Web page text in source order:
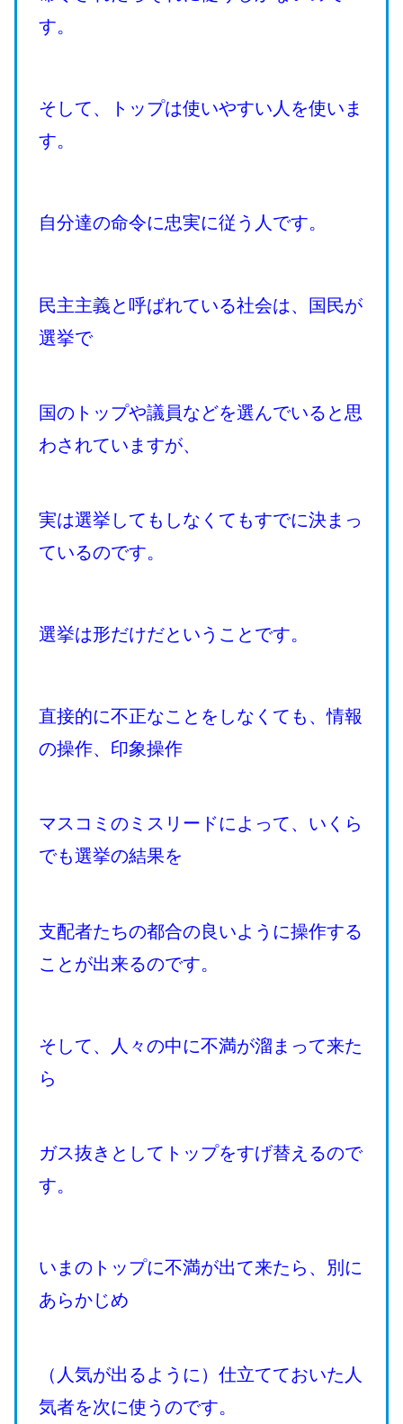
す。
そして、トップは使いやすい人を使いま
す。
自分達の命令に忠実に従う人です。
民主主義と呼ばれている社会は、国民が
選挙で
国のトップや議員などを選んでいると思
わされていますが、
実は選挙してもしなくてもすでに決まっ
ているのです。
選挙は形だけだということです。
直接的に不正なことをしなくても、情報
の操作、印象操作
マスコミのミスリードによって、いくら
でも選挙の結果を
支配者たちの都合の良いように操作する
ことが出来るのです。
そして、人々の中に不満が溜まって来た
ら
ガス抜きとしてトップをすげ替えるので
す。
いまのトップに不満が出て来たら、別に
あらかじめ
（人気が出るように）仕立てておいた人
気者を次に使うのです。